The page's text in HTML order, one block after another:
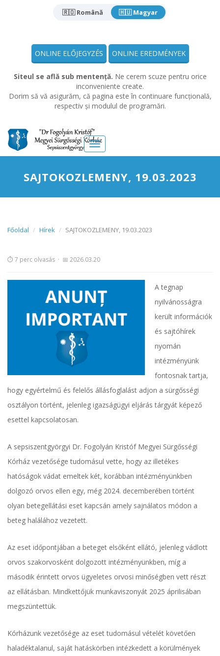
🇷🇴 Română 🇭🇺 Magyar
ONLINE ELŐJEGYZÉS ONLINE EREDMÉNYEK
Siteul se află sub mentență. Ne cerem scuze pentru orice
inconveniente create.
Dorim să vă asigurăm, că pagina este în continuare funcțională,
respectiv și modulul de programări.
Meniu
SAJTOKOZLEMENY, 19.03.2023
Főoldal Hírek SAJTOKOZLEMENY, 19.03.2023
⏱ 7 perc olvasás · 📅 2026.03.20
A tegnap
nyilvánosságra
került információk
és sajtóhírek
nyomán
intézményünk
fontosnak tartja,
hogy egyértelmű és felelős állásfoglalást adjon a sürgősségi
osztályon történt, jelenleg igazságügyi eljárás tárgyát képező
esettel kapcsolatosan.
A sepsiszentgyörgyi Dr. Fogolyán Kristóf Megyei Sürgősségi
Kórház vezetősége tudomásul vette, hogy az illetékes
hatóságok vádat emeltek két, korábban intézményünkben
dolgozó orvos ellen egy, még 2024. decemberében történt
olyan betegellátási eset kapcsán amely sajnálatos módon a
beteg halálához vezetett.
Az eset időpontjában a beteget elsőként ellátó, jelenleg vádlott
orvos szakorvosként dolgozott intézményünkben, míg a
második érintett orvos ügyeletes orvosi minőségben vett részt
az ellátásban. Mindkettőjük munkaviszonyát 2025 áprilisában
megszüntettük.
Kórházunk vezetősége az eset tudomásul vételét követően
haladéktalanul, saját hatáskörben intézkedett a körülmények